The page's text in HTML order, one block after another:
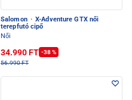
Salomon · X-Adventure GTX női
terepfutó cipő
Női
34.990 FT -38 %
56.990 FT